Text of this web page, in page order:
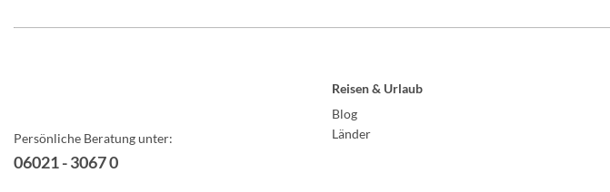
Persönliche Beratung unter:
06021 - 3067 0
Reisen & Urlaub
Blog
Länder